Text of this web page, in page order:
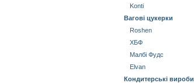
Konti
Вагові цукерки
Roshen
ХБФ
Малбі Фудс
Elvan
Кондитерські вироби